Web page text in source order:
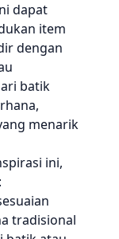
dapat
item
dengan
batik
menarik
ini,
tradisional